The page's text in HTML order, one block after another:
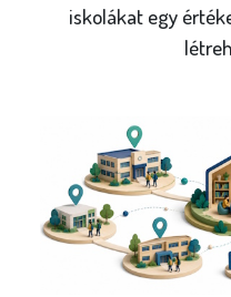
iskolákat egy